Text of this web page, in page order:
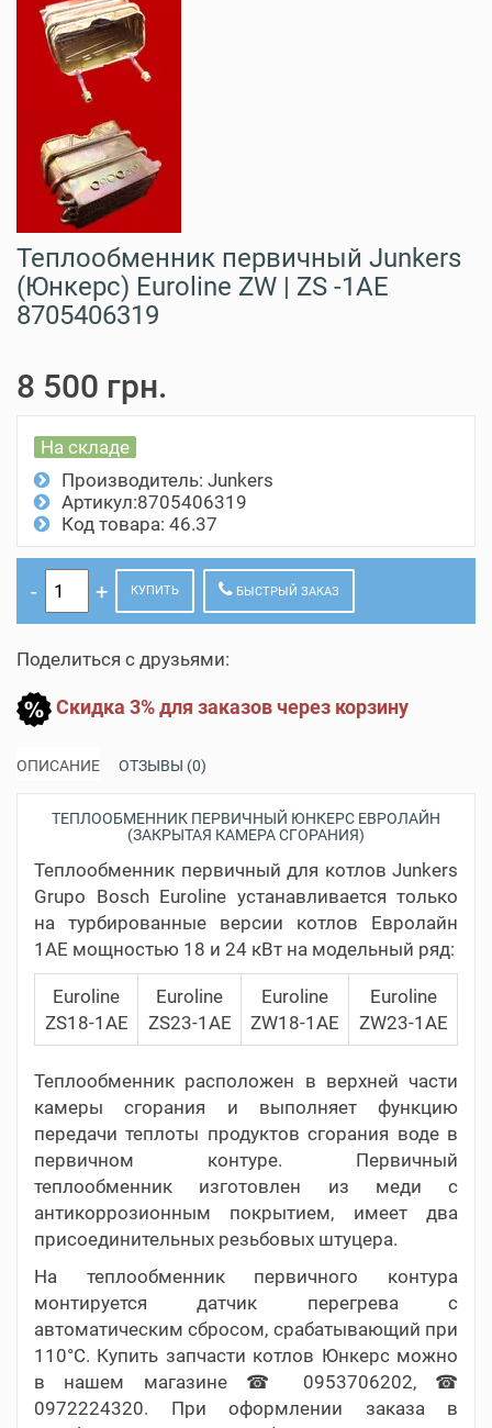
Теплообменник первичный Junkers
(Юнкерс) Euroline ZW | ZS -1AE
8705406319
8 500 грн.
На складе
Производитель: Junkers
Артикул:8705406319
Код товара: 46.37
КУПИТЬ БЫСТРЫЙ ЗАКАЗ
Поделиться с друзьями:
Скидка 3% для заказов через корзину
ОПИСАНИЕ ОТЗЫВЫ (0)
ТЕПЛООБМЕННИК ПЕРВИЧНЫЙ ЮНКЕРС ЕВРОЛАЙН
(ЗАКРЫТАЯ КАМЕРА СГОРАНИЯ)
Теплообменник первичный для котлов Junkers
Grupo Bosch Euroline устанавливается только
на турбированные версии котлов Евролайн
1AE мощностью 18 и 24 кВт на модельный ряд:
Euroline
ZS18-1AE
Euroline
ZS23-1AE
Euroline
ZW18-1AE
Euroline
ZW23-1AE
Теплообменник расположен в верхней части
камеры сгорания и выполняет функцию
передачи теплоты продуктов сгорания воде в
первичном контуре. Первичный
теплообменник изготовлен из меди с
антикоррозионным покрытием, имеет два
присоединительных резьбовых штуцера.
На теплообменник первичного контура
монтируется датчик перегрева с
автоматическим сбросом, срабатывающий при
110°C. Купить запчасти котлов Юнкерс можно
в нашем магазине ☎ 0953706202, ☎
0972224320. При оформлении заказа в